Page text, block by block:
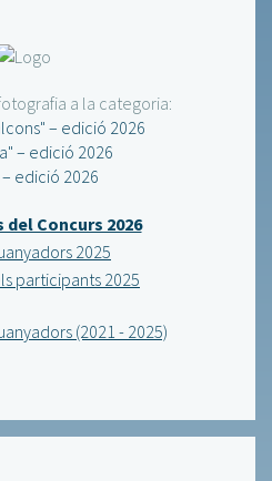
a la categoria:
– edició 2026
– edició 2026
edició 2026
del Concurs 2026
2025
participants 2025
(2021 - 2025)